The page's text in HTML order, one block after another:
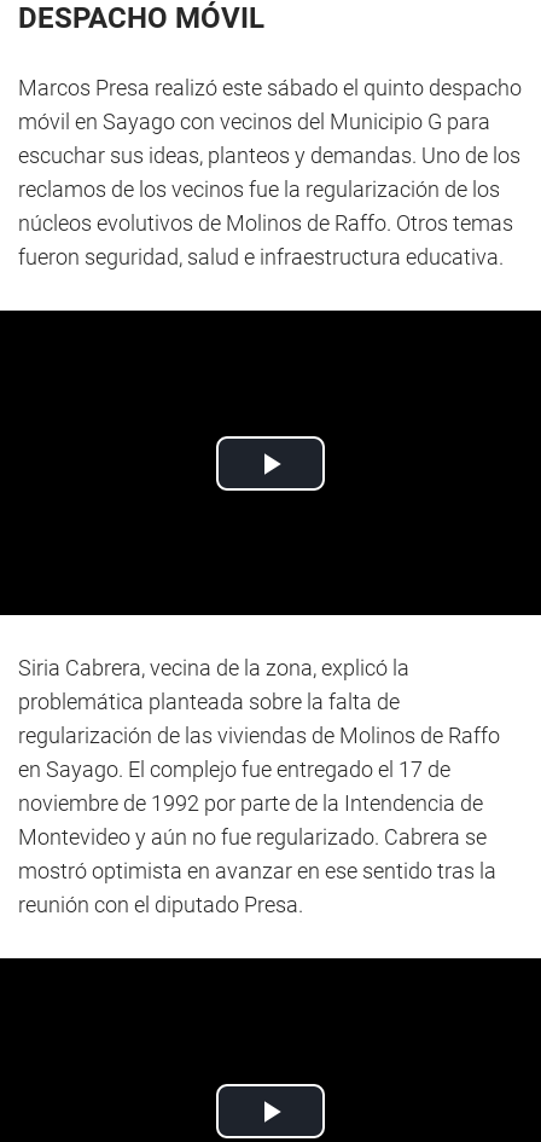
DESPACHO MÓVIL
Marcos Presa realizó este sábado el quinto despacho
móvil en Sayago con vecinos del Municipio G para
escuchar sus ideas, planteos y demandas. Uno de los
reclamos de los vecinos fue la regularización de los
núcleos evolutivos de Molinos de Raffo. Otros temas
fueron seguridad, salud e infraestructura educativa.
Siria Cabrera, vecina de la zona, explicó la
problemática planteada sobre la falta de
regularización de las viviendas de Molinos de Raffo
en Sayago. El complejo fue entregado el 17 de
noviembre de 1992 por parte de la Intendencia de
Montevideo y aún no fue regularizado. Cabrera se
mostró optimista en avanzar en ese sentido tras la
reunión con el diputado Presa.